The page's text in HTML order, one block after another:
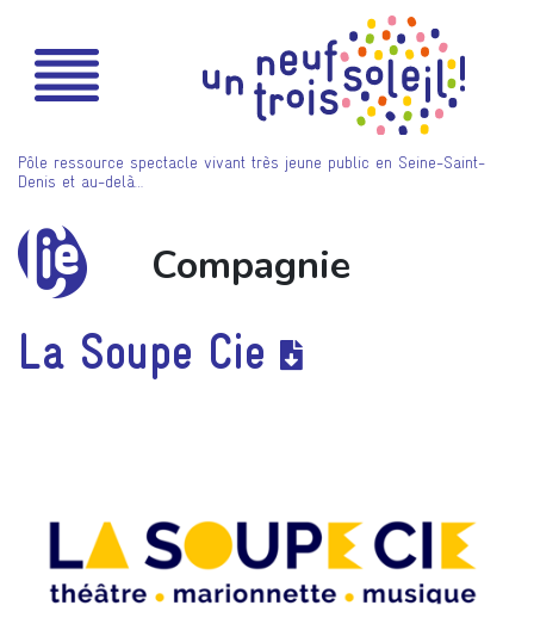
Pôle ressource spectacle vivant très jeune public en Seine-Saint-
Denis et au-delà…
Compagnie
La Soupe Cie